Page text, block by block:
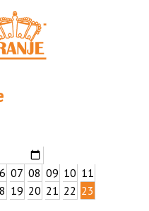
07 08 09 10 11
19 20 21 22 23